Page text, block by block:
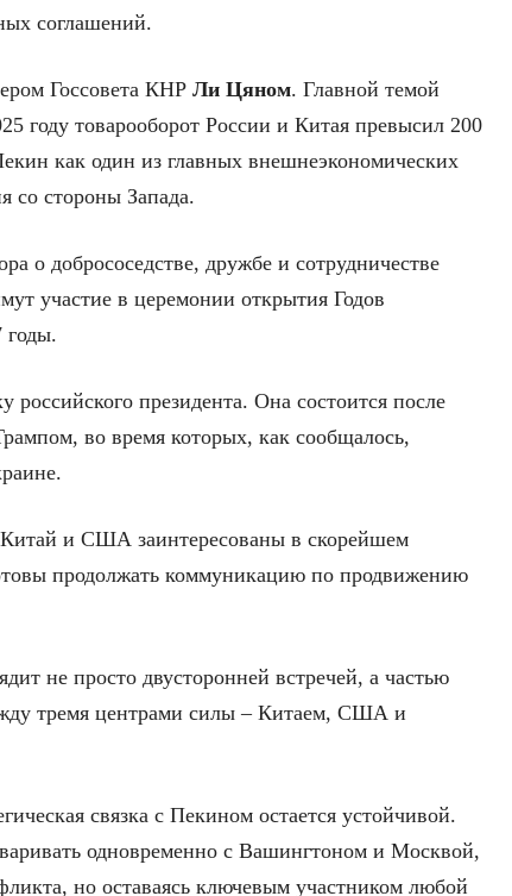
соглашений.
Госсовета КНР Ли Цяном. Главной темой
году товарооборот России и Китая превысил 200
как один из главных внешнеэкономических
со стороны Запада.
о добрососедстве, дружбе и сотрудничестве
участие в церемонии открытия Годов
годы.
президента. Она состоится после
во время которых, как сообщалось,
Китай и США заинтересованы в скорейшем
продолжать коммуникацию по продвижению
не просто двусторонней встречей, а частью
тремя центрами силы – Китаем, США и
связка с Пекином остается устойчивой.
одновременно с Вашингтоном и Москвой,
но оставаясь ключевым участником любой